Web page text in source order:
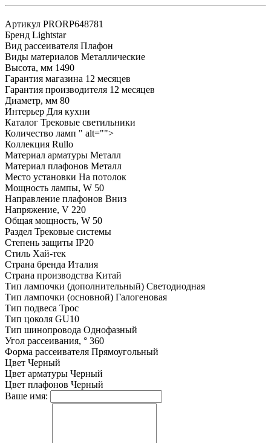
Артикул PRORP648781
Бренд Lightstar
Вид рассеивателя Плафон
Виды материалов Металлические
Высота, мм 1490
Гарантия магазина 12 месяцев
Гарантия производителя 12 месяцев
Диаметр, мм 80
Интерьер Для кухни
Каталог Трековые светильники
Количество ламп " alt="">
Коллекция Rullo
Материал арматуры Металл
Материал плафонов Металл
Место установки На потолок
Мощность лампы, W 50
Направление плафонов Вниз
Напряжение, V 220
Общая мощность, W 50
Раздел Трековые системы
Степень защиты IP20
Стиль Хай-тек
Страна бренда Италия
Страна производства Китай
Тип лампочки (дополнительный) Светодиодная
Тип лампочки (основной) Галогеновая
Тип подвеса Трос
Тип цоколя GU10
Тип шинопровода Однофазный
Угол рассеивания, ° 360
Форма рассеивателя Прямоугольный
Цвет Черный
Цвет арматуры Черный
Цвет плафонов Черный
Ваше имя: